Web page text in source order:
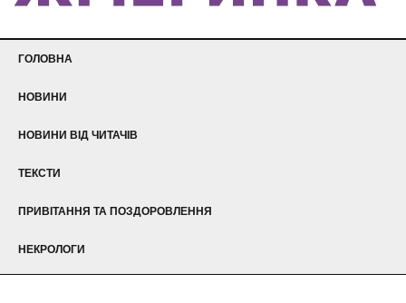
ГОЛОВНА
НОВИНИ
НОВИНИ ВІД ЧИТАЧІВ
ТЕКСТИ
ПРИВІТАННЯ ТА ПОЗДОРОВЛЕННЯ
НЕКРОЛОГИ